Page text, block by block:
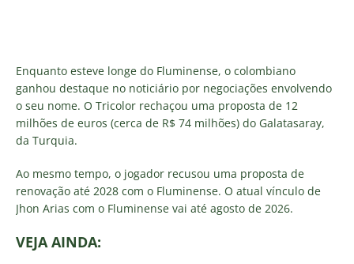
Enquanto esteve longe do Fluminense, o colombiano
ganhou destaque no noticiário por negociações envolvendo
o seu nome. O Tricolor rechaçou uma proposta de 12
milhões de euros (cerca de R$ 74 milhões) do Galatasaray,
da Turquia.
Ao mesmo tempo, o jogador recusou uma proposta de
renovação até 2028 com o Fluminense. O atual vínculo de
Jhon Arias com o Fluminense vai até agosto de 2026.
VEJA AINDA: